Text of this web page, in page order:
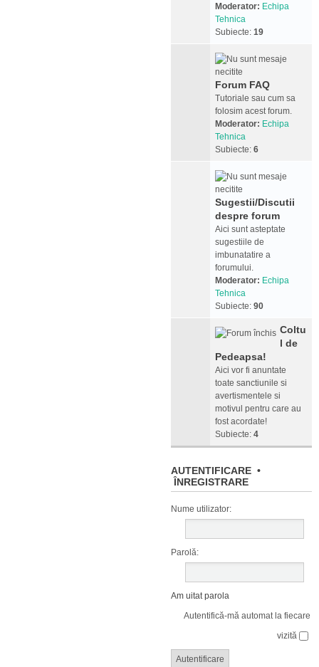
Moderator: Echipa
Tehnica
Subiecte: 19
Forum FAQ
Tutoriale sau cum sa
folosim acest forum.
Moderator: Echipa
Tehnica
Subiecte: 6
Sugestii/Discutii
despre forum
Aici sunt asteptate
sugestiile de
imbunatatire a
forumului.
Moderator: Echipa
Tehnica
Subiecte: 90
Coltu
l de
Pedeapsa!
Aici vor fi anuntate
toate sanctiunile si
avertismentele si
motivul pentru care au
fost acordate!
Subiecte: 4
AUTENTIFICARE •
ÎNREGISTRARE
Nume utilizator:
Parolă:
Am uitat parola
Autentifică-mă automat la fiecare
vizită